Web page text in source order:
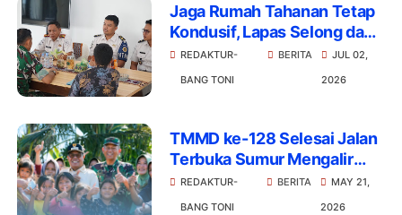
Jaga Rumah Tahanan Tetap
Kondusif, Lapas Selong dan
Kodim 1615 Lotim Eratkan
Barisan
REDAKTUR-
BANG TONI
BERITA
JUL 02,
2026
TMMD ke-128 Selesai Jalan
Terbuka Sumur Mengalir
Warga Paok Lombok Naik
Kelas
REDAKTUR-
BANG TONI
BERITA
MAY 21,
2026